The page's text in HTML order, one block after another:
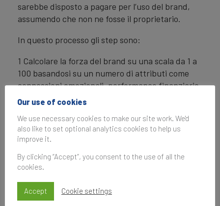
sarebbe disposto a pagare per l’uso del brand,
assumendo che non ne fosse il proprietario.
In questo processo gli step sono:
1 Calcolare la forza del brand su una scala da 1 a
100 basandosi su un numero di attributi come
connessioni emozionali, performance finanziarie
e sostenibilita, tra altri.
2 Determinare l’intervallo del tasso di royalty
applicabile per il settore cui il brand appartiene.
Questo viene stabilito revisionando accordi di
licenziamento comparabili estratti dall’esteso
database di brand finance riguardante i
contratti di licenza e consultando altri database
online.
Our use of cookies
We use necessary cookies to make our site work. We'd
also like to set optional analytics cookies to help us
improve it.
By clicking “Accept”, you consent to the use of all the
cookies.
Accept Cookie settings